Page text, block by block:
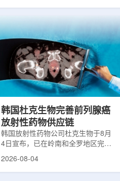
书，双方计划围绕基于容积成像的精
准放射治疗解决方案开展合作探讨。
根据意向书，双方拟研究将三星移动
CT扫描仪BodyTom与Accuray机器
人放射外科平台CyberKnife相结合。
该合作方向旨在把高分辨率三维成像
能力与图像引导机器人放射外科技术
连接起来，使医务人员能够更准确地
韩国杜克生物完善前列腺癌
放射性药物供应链
韩国放射性药物公司杜克生物于8月
4日宣布，已在岭南和全罗地区完成
前列腺癌诊断用放射性药物
2026-08-04